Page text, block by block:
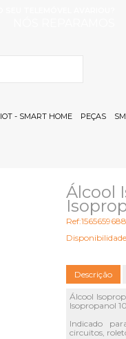
IOT - SMART HOME PEÇAS
Álcool
Ref:1565659688
Descrição
Álcool
Isopropanol
Indicado
circuitos,